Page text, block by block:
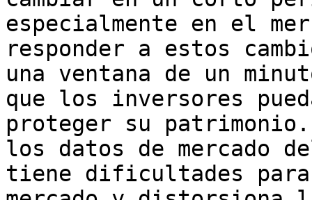
especialmente en el
responder a estos
una ventana de un
que los inversores
proteger su
los datos de mercado
tiene dificultades para